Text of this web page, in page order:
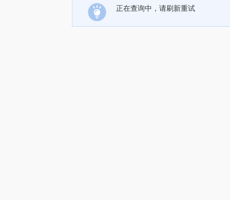
正在查询中，请刷新重试